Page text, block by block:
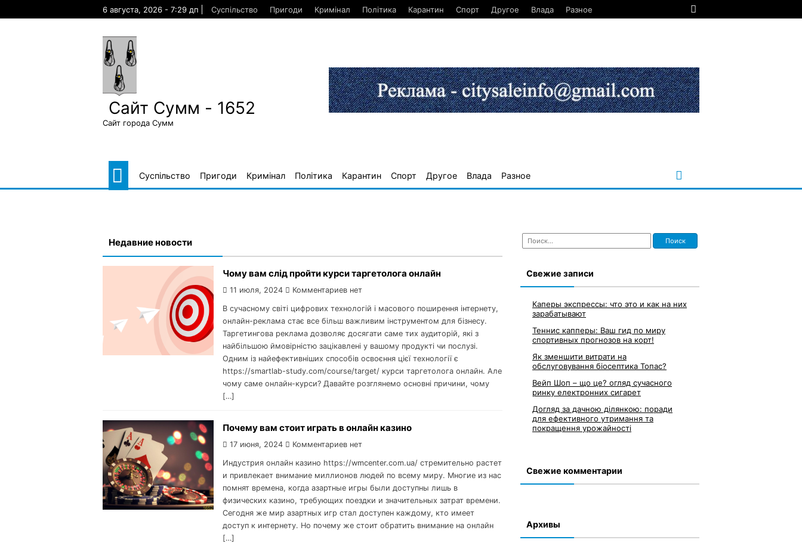
6 августа, 2026 - 7:29 дп Суспільство Пригоди Кримінал Політика Карантин Спорт Другое Влада Разное
Сайт Сумм - 1652
Сайт города Сумм
Суспільство Пригоди Кримінал Політика Карантин Спорт Другое Влада Разное
Недавние новости
Чому вам слід пройти курси таргетолога онлайн
11 июля, 2024 Комментариев нет
В сучасному світі цифрових технологій і масового поширення інтернету,
онлайн-реклама стає все більш важливим інструментом для бізнесу.
Таргетингова реклама дозволяє досягати саме тих аудиторій, які з
найбільшою ймовірністю зацікавлені у вашому продукті чи послузі.
Одним із найефективніших способів освоєння цієї технології є
https://smartlab-study.com/course/target/ курси таргетолога онлайн. Але
чому саме онлайн-курси? Давайте розглянемо основні причини, чому
[…]
Почему вам стоит играть в онлайн казино
17 июня, 2024 Комментариев нет
Индустрия онлайн казино https://wmcenter.com.ua/ стремительно растет
и привлекает внимание миллионов людей по всему миру. Многие из нас
помнят времена, когда азартные игры были доступны лишь в
физических казино, требующих поездки и значительных затрат времени.
Сегодня же мир азартных игр стал доступен каждому, кто имеет
доступ к интернету. Но почему же стоит обратить внимание на онлайн
[…]
Найти:
Свежие записи
Каперы экспрессы: что это и как на них
зарабатывают
Теннис капперы: Ваш гид по миру
спортивных прогнозов на корт!
Як зменшити витрати на
обслуговування біосептика Топас?
Вейп Шоп – що це? огляд сучасного
ринку електронних сигарет
Догляд за дачною ділянкою: поради
для ефективного утримання та
покращення урожайності
Свежие комментарии
Архивы